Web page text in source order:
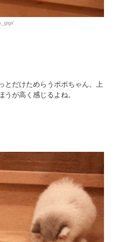
とだけためらうポポちゃん。上
うが高く感じるよね。
pecocats
ねこ部をフォロー
ンロード済みの方
開く